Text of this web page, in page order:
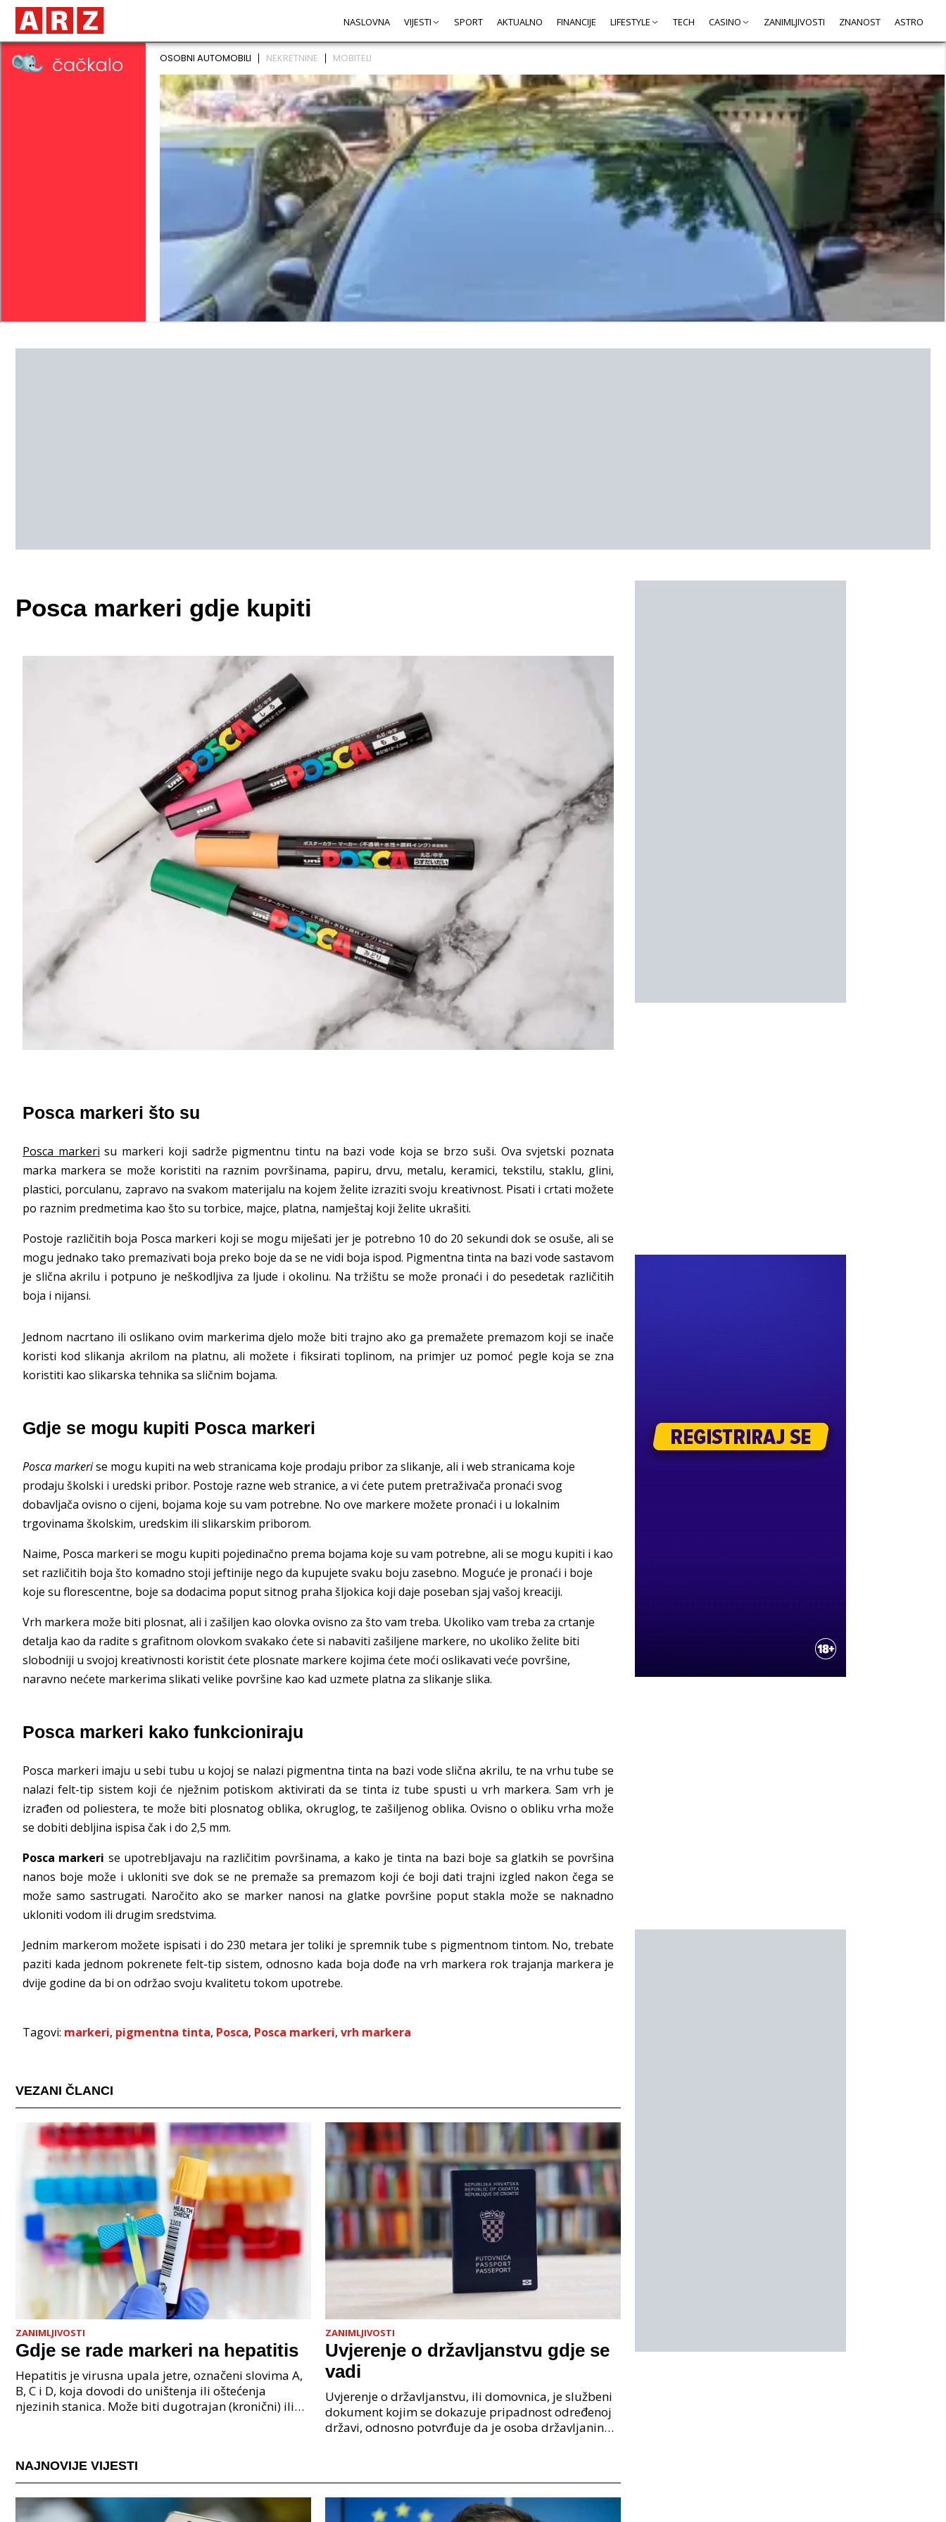
NASLOVNA VIJESTI SPORT AKTUALNO FINANCIJE LIFESTYLE TECH CASINO ZANIMLJIVOSTI ZNANOST ASTRO
Posca markeri gdje kupiti
Posca markeri što su
Posca markeri su markeri koji sadrže pigmentnu tintu na bazi vode koja se brzo suši. Ova svjetski poznata
marka markera se može koristiti na raznim površinama, papiru, drvu, metalu, keramici, tekstilu, staklu, glini,
plastici, porculanu, zapravo na svakom materijalu na kojem želite izraziti svoju kreativnost. Pisati i crtati možete
po raznim predmetima kao što su torbice, majce, platna, namještaj koji želite ukrašiti.
Postoje različitih boja Posca markeri koji se mogu miješati jer je potrebno 10 do 20 sekundi dok se osuše, ali se
mogu jednako tako premazivati boja preko boje da se ne vidi boja ispod. Pigmentna tinta na bazi vode sastavom
je slična akrilu i potpuno je neškodljiva za ljude i okolinu. Na tržištu se može pronaći i do pesedetak različitih
boja i nijansi.
Jednom nacrtano ili oslikano ovim markerima djelo može biti trajno ako ga premažete premazom koji se inače
koristi kod slikanja akrilom na platnu, ali možete i fiksirati toplinom, na primjer uz pomoć pegle koja se zna
koristiti kao slikarska tehnika sa sličnim bojama.
Gdje se mogu kupiti Posca markeri
Posca markerise mogu kupiti na web stranicama koje prodaju pribor za slikanje, ali i web stranicama koje
prodaju školski i uredski pribor. Postoje razne web stranice, a vi ćete putem pretraživača pronaći svog
dobavljača ovisno o cijeni, bojama koje su vam potrebne. No ove markere možete pronaći i u lokalnim
trgovinama školskim, uredskim ili slikarskim priborom.
Naime, Posca markeri se mogu kupiti pojedinačno prema bojama koje su vam potrebne, ali se mogu kupiti i kao
set različitih boja što komadno stoji jeftinije nego da kupujete svaku boju zasebno. Moguće je pronaći i boje
koje su florescentne, boje sa dodacima poput sitnog praha šljokica koji daje poseban sjaj vašoj kreaciji.
Vrh markera može biti plosnat, ali i zašiljen kao olovka ovisno za što vam treba. Ukoliko vam treba za crtanje
detalja kao da radite s grafitnom olovkom svakako ćete si nabaviti zašiljene markere, no ukoliko želite biti
slobodniji u svojoj kreativnosti koristit ćete plosnate markere kojima ćete moći oslikavati veće površine,
naravno nećete markerima slikati velike površine kao kad uzmete platna za slikanje slika.
Posca markeri kako funkcioniraju
Posca markeri imaju u sebi tubu u kojoj se nalazi pigmentna tinta na bazi vode slična akrilu, te na vrhu tube se
nalazi felt-tip sistem koji će nježnim potiskom aktivirati da se tinta iz tube spusti u vrh markera. Sam vrh je
izrađen od poliestera, te može biti plosnatog oblika, okruglog, te zašiljenog oblika. Ovisno o obliku vrha može
se dobiti debljina ispisa čak i do 2,5 mm.
Posca markeri se upotrebljavaju na različitim površinama, a kako je tinta na bazi boje sa glatkih se površina
nanos boje može i ukloniti sve dok se ne premaže sa premazom koji će boji dati trajni izgled nakon čega se
može samo sastrugati. Naročito ako se marker nanosi na glatke površine poput stakla može se naknadno
ukloniti vodom ili drugim sredstvima.
Jednim markerom možete ispisati i do 230 metara jer toliki je spremnik tube s pigmentnom tintom. No, trebate
paziti kada jednom pokrenete felt-tip sistem, odnosno kada boja dođe na vrh markera rok trajanja markera je
dvije godine da bi on održao svoju kvalitetu tokom upotrebe.
Tagovi: markeri, pigmentna tinta, Posca, Posca markeri, vrh markera
VEZANI ČLANCI
ZANIMLJIVOSTI
Gdje se rade markeri na hepatitis
Hepatitis je virusna upala jetre, označeni slovima A,
B, C i D, koja dovodi do uništenja ili oštećenja
njezinih stanica. Može biti dugotrajan (kronični) ili
ZANIMLJIVOSTI
Uvjerenje o državljanstvu gdje se
vadi
Uvjerenje o državljanstvu, ili domovnica, je službeni
dokument kojim se dokazuje pripadnost određenoj
državi, odnosno potvrđuje da je osoba državljanin
NAJNOVIJE VIJESTI